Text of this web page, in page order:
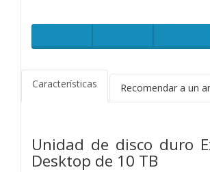
Características Recomendar a un
Unidad de disco duro
Desktop de 10 TB